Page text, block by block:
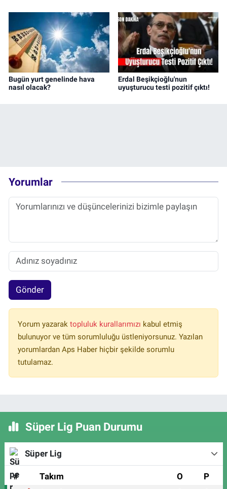
Bugün yurt genelinde hava
nasıl olacak?
Erdal Beşikçioğlu'nun
uyuşturucu testi pozitif çıktı!
Yorumlar
Gönder
Yorum yazarak topluluk kurallarımızı kabul etmiş
bulunuyor ve tüm sorumluluğu üstleniyorsunuz. Yazılan
yorumlardan Aps Haber hiçbir şekilde sorumlu
tutulamaz.
Süper Lig Puan Durumu
Süper Lig
# Takım O P